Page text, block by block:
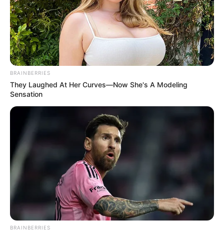
Não é que o que era para ser uma simples
lembrança de dia das mãesficou na verdade com
cara de presentão? Com esse
fácil arrancar sorrisos da mamãe e deixá-la
com os olhos brilhando de tanta emoção!
Ficamos por aqui. Deixe um recado e conte pra
gente o que você achou dessalembrancinha de
BRAINBERRIES
They Laughed At Her Curves—Now She's A Modeling
Sensation
BRAINBERRIES